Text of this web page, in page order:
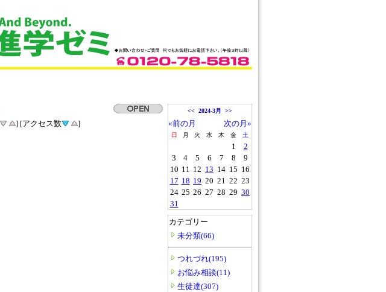
] [アクセス数 ]
<< 2024-3月 >>
«前の月 次の月»
日 月 火 水 木 金 土
1
2
3
4 5 6 7 8
9
10 11 12 13 14 15 16
17 18 19 20 21 22 23
24 25 26 27 28 29 30
31
カテゴリー
未分類(66)
つれづれ(195)
お悩み相談(11)
生徒達(307)